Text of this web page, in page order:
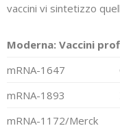
vaccini vi sintetizzo
Moderna: Vaccini
mRNA-1647
mRNA-1893
mRNA-1172/Merck